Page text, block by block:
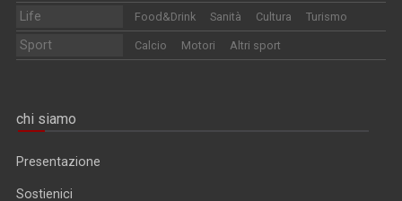
Life Food&Drink Sanità Cultura Turismo
Sport Calcio Motori Altri sport
chi siamo
Presentazione
Sostienici